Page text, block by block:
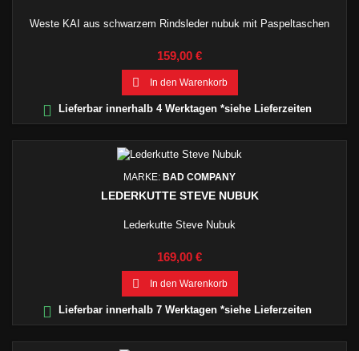
Weste KAI aus schwarzem Rindsleder nubuk mit Paspeltaschen
Preis
159,00 €
 In den Warenkorb
 Lieferbar innerhalb 4 Werktagen *siehe Lieferzeiten
MARKE: BAD COMPANY
LEDERKUTTE STEVE NUBUK
Lederkutte Steve Nubuk
Preis
169,00 €
 In den Warenkorb
 Lieferbar innerhalb 7 Werktagen *siehe Lieferzeiten